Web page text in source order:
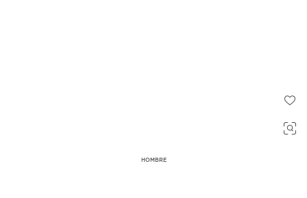
HOMBRE